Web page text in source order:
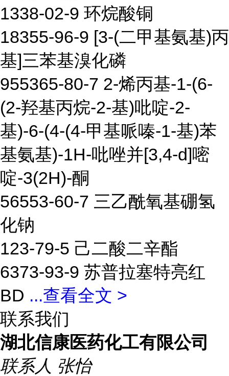
1338-02-9 环烷酸铜
18355-96-9 [3-(二甲基氨基)丙
基]三苯基溴化磷
955365-80-7 2-烯丙基-1-(6-
(2-羟基丙烷-2-基)吡啶-2-
基)-6-(4-(4-甲基哌嗪-1-基)苯
基氨基)-1H-吡唑并[3,4-d]嘧
啶-3(2H)-酮
56553-60-7 三乙酰氧基硼氢
化钠
123-79-5 己二酸二辛酯
6373-93-9 苏普拉塞特亮红
BD ...查看全文 >
联系我们
湖北信康医药化工有限公司
联系人 张怡